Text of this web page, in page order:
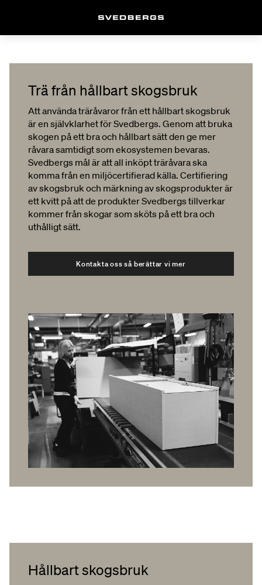
Trä från hållbart skogsbruk
Att använda träråvaror från ett hållbart skogsbruk
är en självklarhet för Svedbergs. Genom att bruka
skogen på ett bra och hållbart sätt den ge mer
råvara samtidigt som ekosystemen bevaras.
Svedbergs mål är att all inköpt träråvara ska
komma från en miljöcertifierad källa. Certifiering
av skogsbruk och märkning av skogsprodukter är
ett kvitt på att de produkter Svedbergs tillverkar
kommer från skogar som sköts på ett bra och
uthålligt sätt.
Kontakta oss så berättar vi mer
Hållbart skogsbruk